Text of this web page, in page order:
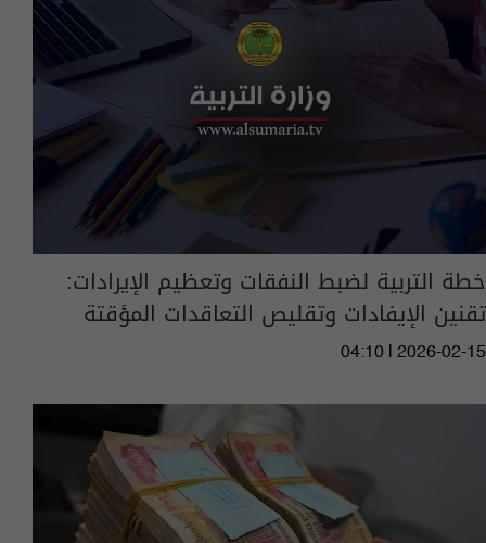
خطة التربية لضبط النفقات وتعظيم الإيرادات:
تقنين الإيفادات وتقليص التعاقدات المؤقتة
04:10 | 2026-02-15